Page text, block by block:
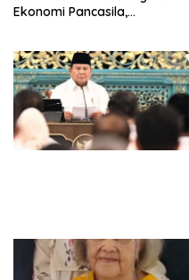
Ekonomi Pancasila,
Penjajahan (Pergolakan
Ekonomi Politik Indonesia) &
Simposium Nasional “Urgensi
Undang-Undang
Perekonomian Nasional dan
Kesejahteraan Sosial dalam